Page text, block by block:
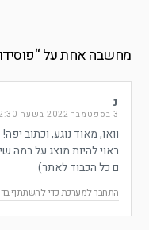
מחשבה אחת על “
נ
3 בספטמבר 2022 בשעה 2:30 pm
וואו, מאוד נוגע, וכתוב יפה!
ראוי להיות מוצג על במה
ם כל הכבוד לאתר)
התחבר למערכת כדי להשתתף